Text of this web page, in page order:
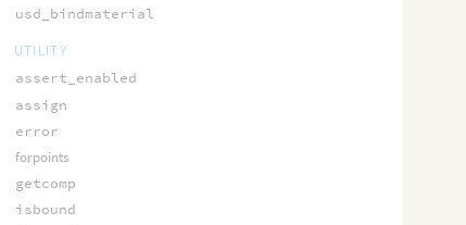
usd_bindmaterial
UTILITY
assert_enabled
assign
error
forpoints
getcomp
isbound